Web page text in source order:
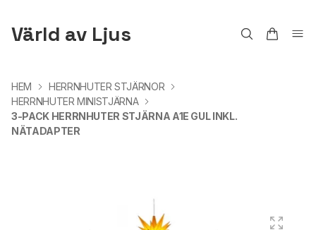
Värld av Ljus
HEM
HERRNHUTER STJÄRNOR
HERRNHUTER MINISTJÄRNA
3-PACK HERRNHUTER STJÄRNA A1E GUL INKL.
NÄTADAPTER